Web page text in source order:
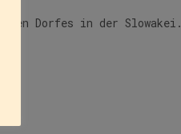
Dorfes in der Slowakei.